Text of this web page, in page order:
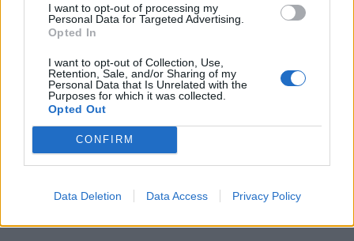
I want to opt-out of processing my
Personal Data for Targeted Advertising.
Opted In
I want to opt-out of Collection, Use,
Retention, Sale, and/or Sharing of my
Personal Data that Is Unrelated with the
Purposes for which it was collected.
Opted Out
CONFIRM
Data Deletion Data Access Privacy Policy